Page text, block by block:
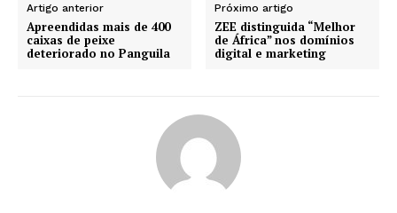
Artigo anterior
Apreendidas mais de 400
caixas de peixe
deteriorado no Panguila
Próximo artigo
ZEE distinguida “Melhor
de África” nos domínios
digital e marketing